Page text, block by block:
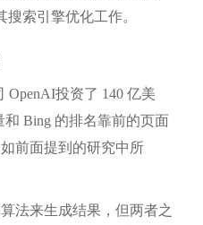
搜索引擎优化工作。
OpenAI投资了 140 亿美
和 Bing 的排名靠前的页面
前面提到的研究中所
法来生成结果，但两者之